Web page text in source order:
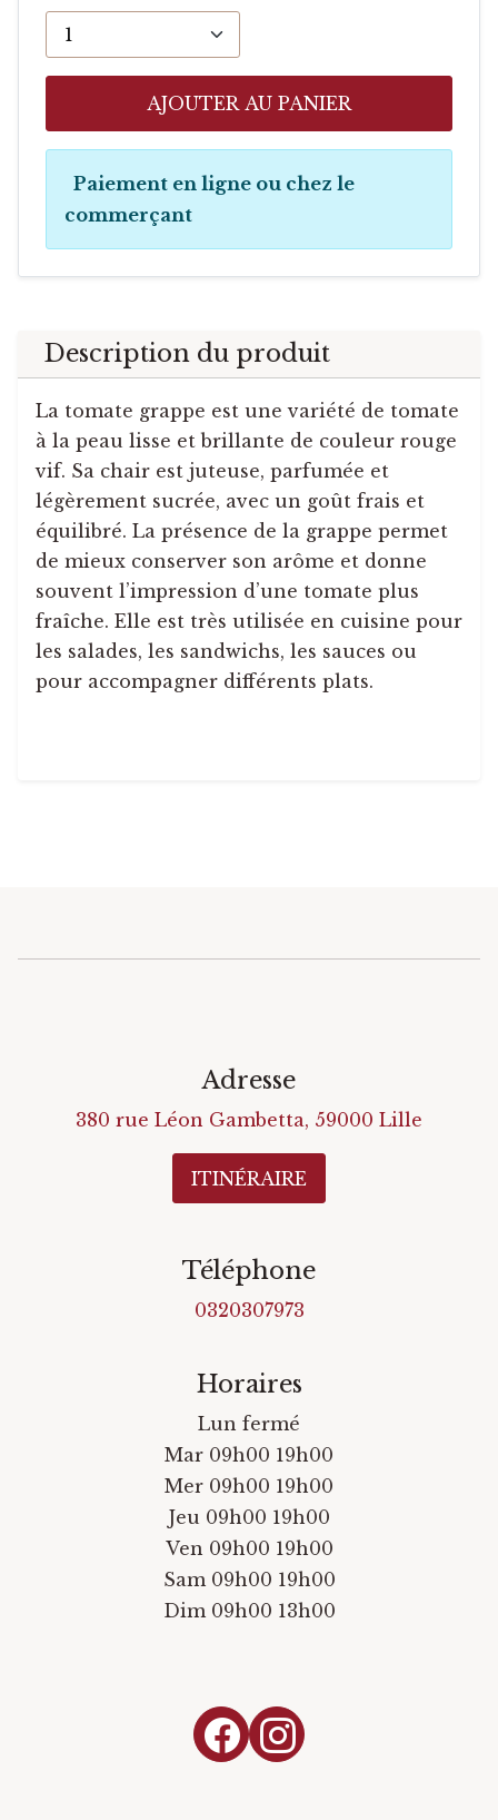
AJOUTER AU PANIER
Paiement en ligne ou chez le
commerçant
Description du produit
La tomate grappe est une variété de tomate
à la peau lisse et brillante de couleur rouge
vif. Sa chair est juteuse, parfumée et
légèrement sucrée, avec un goût frais et
équilibré. La présence de la grappe permet
de mieux conserver son arôme et donne
souvent l’impression d’une tomate plus
fraîche. Elle est très utilisée en cuisine pour
les salades, les sandwichs, les sauces ou
pour accompagner différents plats.
Adresse
380 rue Léon Gambetta, 59000 Lille
ITINÉRAIRE
Téléphone
0320307973
Horaires
Lun fermé
Mar 09h00 19h00
Mer 09h00 19h00
Jeu 09h00 19h00
Ven 09h00 19h00
Sam 09h00 19h00
Dim 09h00 13h00